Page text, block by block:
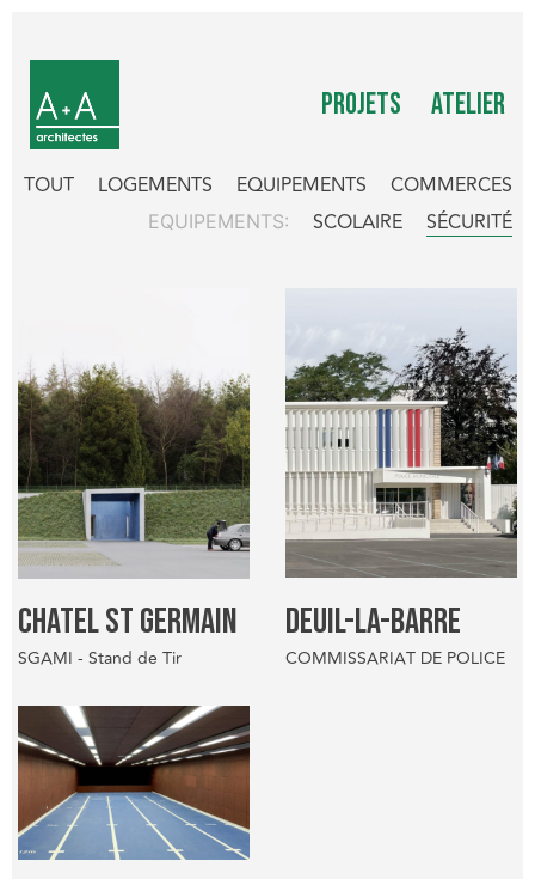
PROJETS ATELIER
TOUT LOGEMENTS EQUIPEMENTS COMMERCES
EQUIPEMENTS: SCOLAIRE SÉCURITÉ
CHATEL ST GERMAIN
SGAMI - Stand de Tir
DEUIL-LA-BARRE
COMMISSARIAT DE POLICE